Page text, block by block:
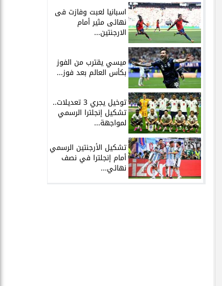
اسبانيا لعبت وفازت فى
نهائى مثير أمام
الارجنتين...
ميسي يقترب من الفوز
بكأس العالم بعد فوز...
توخيل يجري 3 تعديلات..
تشكيل إنجلترا الرسمي
لمواجهة...
تشكيل الأرجنتين الرسمي
أمام إنجلترا في نصف
نهائي...